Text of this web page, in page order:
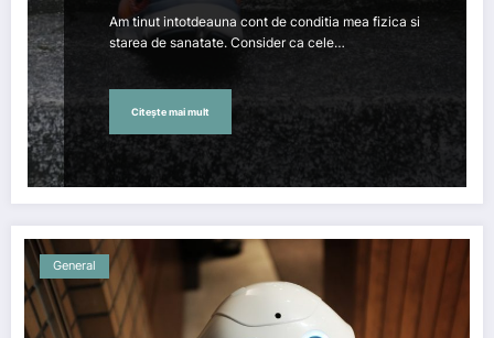
Am tinut intotdeauna cont de conditia mea fizica si
starea de sanatate. Consider ca cele…
Citește mai mult
General